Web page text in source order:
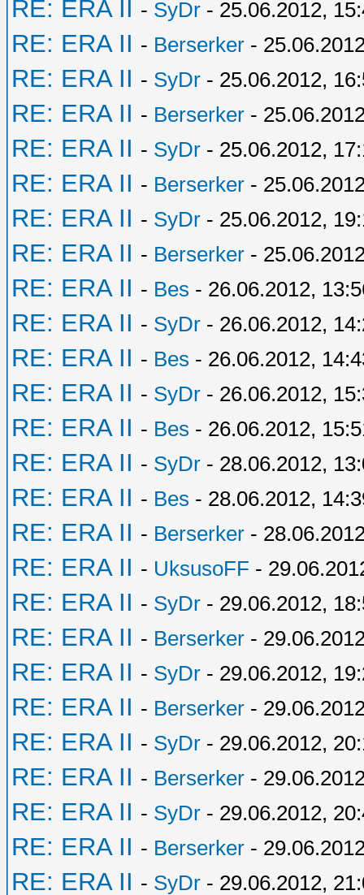
RE: ERA II - SyDr - 25.06.2012,
RE: ERA II - Berserker -
RE: ERA II - SyDr - 25.06.2012,
RE: ERA II - Berserker -
RE: ERA II - SyDr - 25.06.2012,
RE: ERA II - Berserker -
RE: ERA II - SyDr - 25.06.2012,
RE: ERA II - Berserker -
RE: ERA II - Bes - 26.06.2012,
RE: ERA II - SyDr - 26.06.2012,
RE: ERA II - Bes - 26.06.2012,
RE: ERA II - SyDr - 26.06.2012,
RE: ERA II - Bes - 26.06.2012,
RE: ERA II - SyDr - 28.06.2012,
RE: ERA II - Bes - 28.06.2012,
RE: ERA II - Berserker -
RE: ERA II - UksusoFF -
RE: ERA II - SyDr - 29.06.2012,
RE: ERA II - Berserker -
RE: ERA II - SyDr - 29.06.2012,
RE: ERA II - Berserker -
RE: ERA II - SyDr - 29.06.2012,
RE: ERA II - Berserker -
RE: ERA II - SyDr - 29.06.2012,
RE: ERA II - Berserker -
RE: ERA II - SyDr - 29.06.2012,